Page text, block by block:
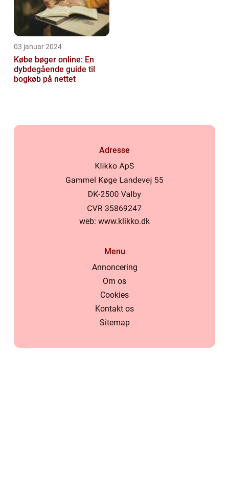
03 januar 2024
Købe bøger online: En
dybdegående guide til
bogkøb på nettet
Adresse
web: www.klikko.dk
Menu
Annoncering
Om os
Cookies
Kontakt os
Sitemap